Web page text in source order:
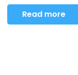
Read more